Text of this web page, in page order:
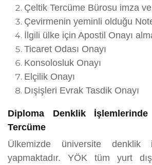
Çeltik Tercüme Bürosu imza
Çevirmenin yeminli olduğu
İlgili ülke için Apostil Onayı
Ticaret Odası Onayı
Konsolosluk Onayı
Elçilik Onayı
Dışişleri Evrak Tasdik Onayı
Diploma Denklik
Tercüme
Ülkemizde üniversite denklik
yapmaktadır. YÖK tüm yurt